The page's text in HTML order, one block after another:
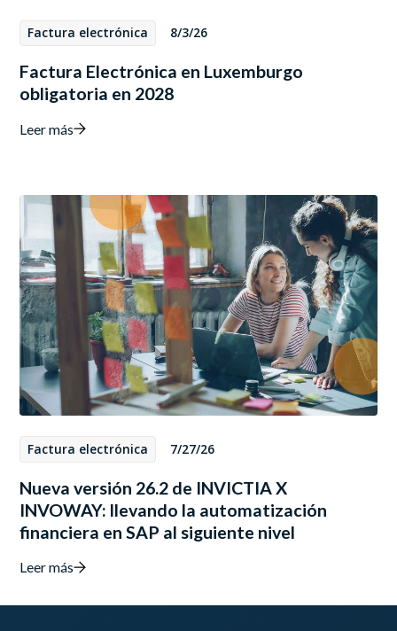
Factura electrónica 8/3/26
Factura Electrónica en Luxemburgo
obligatoria en 2028
Leer más
Factura electrónica 7/27/26
Nueva versión 26.2 de INVICTIA X
INVOWAY: llevando la automatización
financiera en SAP al siguiente nivel
Leer más